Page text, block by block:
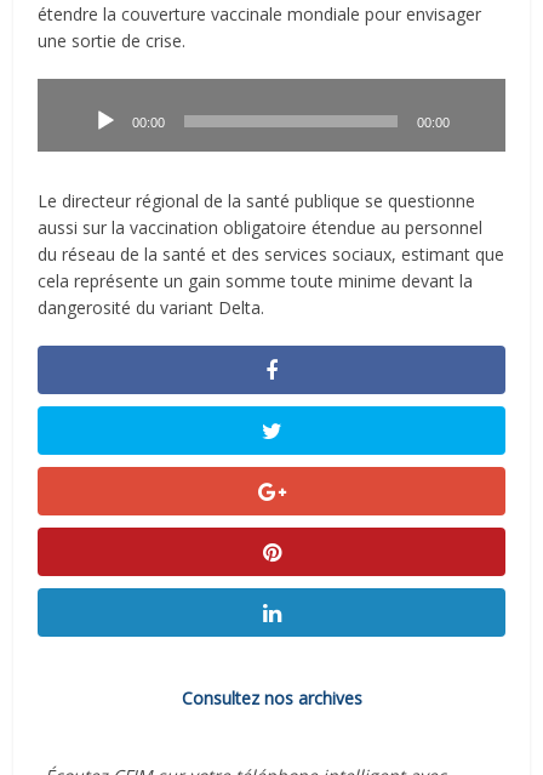
étendre la couverture vaccinale mondiale pour envisager
une sortie de crise.
00:00 00:00
Le directeur régional de la santé publique se questionne
aussi sur la vaccination obligatoire étendue au personnel
du réseau de la santé et des services sociaux, estimant que
cela représente un gain somme toute minime devant la
dangerosité du variant Delta.
Consultez nos archives